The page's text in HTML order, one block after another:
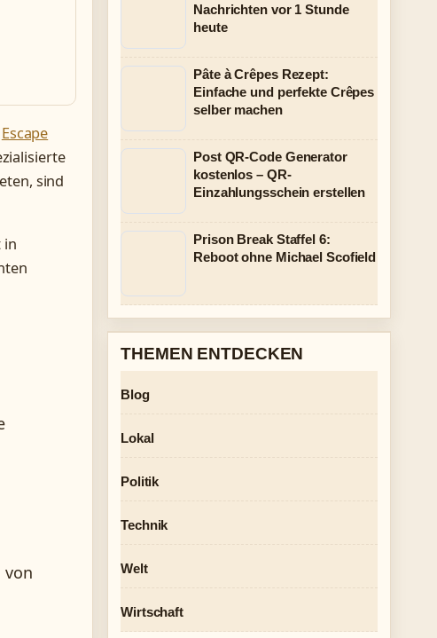
Escape
sind
in
von
Nachrichten vor 1 Stunde
heute
Pâte à Crêpes Rezept:
Einfache und perfekte Crêpes
selber machen
Post QR-Code Generator
kostenlos – QR-
Einzahlungsschein erstellen
Prison Break Staffel 6:
Reboot ohne Michael Scofield
THEMEN ENTDECKEN
Blog
Lokal
Politik
Technik
Welt
Wirtschaft